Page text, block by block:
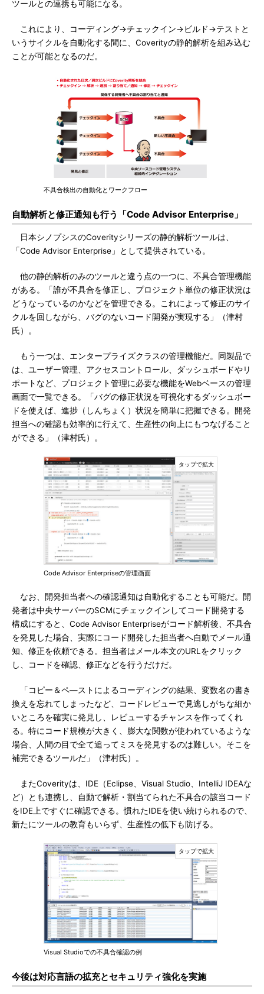
ツールとの連携も可能になる。
これにより、コーディング→チェックイン→ビルド→テストと
いうサイクルを自動化する間に、Coverityの静的解析を組み込む
ことが可能となるのだ。
不具合検出の自動化とワークフロー
自動解析と修正通知も行う「Code Advisor Enterprise」
日本シノプシスのCoverityシリーズの静的解析ツールは、
「Code Advisor Enterprise」として提供されている。
他の静的解析のみのツールと違う点の一つに、不具合管理機能
がある。「誰が不具合を修正し、プロジェクト単位の修正状況は
どうなっているのかなどを管理できる。これによって修正のサイ
クルを回しながら、バグのないコード開発が実現する」（津村
氏）。
もう一つは、エンタープライズクラスの管理機能だ。同製品で
は、ユーザー管理、アクセスコントロール、ダッシュボードやリ
ポートなど、プロジェクト管理に必要な機能をWebベースの管理
画面で一覧できる。「バグの修正状況を可視化するダッシュボー
ドを使えば、進捗（しんちょく）状況を簡単に把握できる。開発
担当への確認も効率的に行えて、生産性の向上にもつなげること
ができる」（津村氏）。
Code Advisor Enterpriseの管理画面
なお、開発担当者への確認通知は自動化することも可能だ。開
発者は中央サーバーのSCMにチェックインしてコード開発する
構成にすると、Code Advisor Enterpriseがコード解析後、不具合
を発見した場合、実際にコード開発した担当者へ自動でメール通
知、修正を依頼できる。担当者はメール本文のURLをクリック
し、コードを確認、修正などを行うだけだ。
「コピー＆ペ―ストによるコーディングの結果、変数名の書き
換えを忘れてしまったなど、コードレビューで見逃しがちな細か
いところを確実に発見し、レビューするチャンスを作ってくれ
る。特にコード規模が大きく、膨大な関数が使われているような
場合、人間の目で全て追ってミスを発見するのは難しい。そこを
補完できるツールだ」（津村氏）。
またCoverityは、IDE（Eclipse、Visual Studio、IntelliJ IDEAな
ど）とも連携し、自動で解析・割当てられた不具合の該当コード
をIDE上ですぐに確認できる。慣れたIDEを使い続けられるので、
新たにツールの教育もいらず、生産性の低下も防げる。
Visual Studioでの不具合確認の例
今後は対応言語の拡充とセキュリティ強化を実施